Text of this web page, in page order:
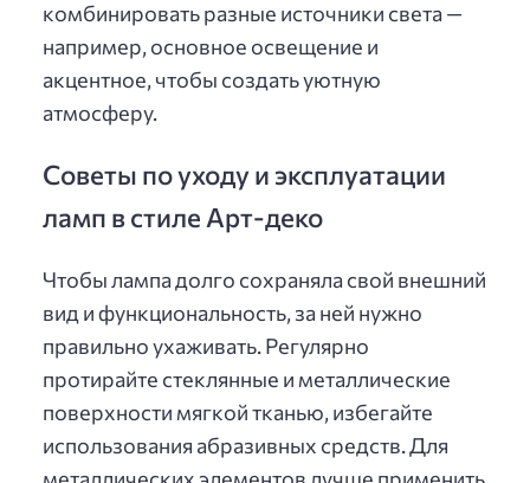
комбинировать разные источники света —
например, основное освещение и
акцентное, чтобы создать уютную
атмосферу.
Советы по уходу и эксплуатации
ламп в стиле Арт-деко
Чтобы лампа долго сохраняла свой внешний
вид и функциональность, за ней нужно
правильно ухаживать. Регулярно
протирайте стеклянные и металлические
поверхности мягкой тканью, избегайте
использования абразивных средств. Для